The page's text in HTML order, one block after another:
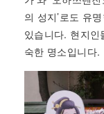
의 성지’로도 유
있습니다. 현지인
숙한 명소입니다.